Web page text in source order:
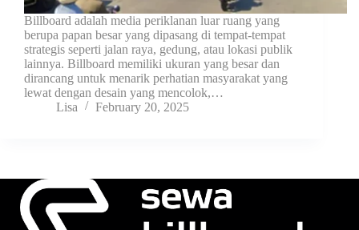
Billboard adalah media periklanan luar ruang yang
berupa papan besar yang dipasang di tempat-tempat
strategis seperti jalan raya, gedung, atau lokasi publik
lainnya. Billboard memiliki ukuran yang besar dan
dirancang untuk menarik perhatian masyarakat yang
lewat dengan desain yang mencolok,…
Lisa
February 20, 2025